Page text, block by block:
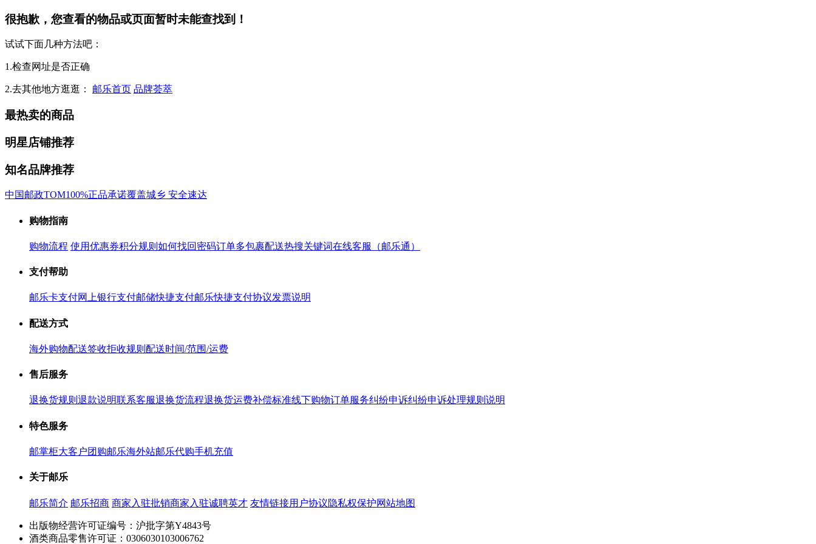
很抱歉，您查看的物品或页面暂时未能查找到！
试试下面几种方法吧：
1.检查网址是否正确
2.去其他地方逛逛： 邮乐首页 品牌荟萃
最热卖的商品
明星店铺推荐
知名品牌推荐
中国邮政TOM100%正品承诺覆盖城乡 安全速达
购物指南
购物流程 使用优惠券积分规则 如何找回密码订单多包裹配送热搜关键词在线客服（邮乐通）
支付帮助
邮乐卡支付网上银行支付邮储快捷支付邮乐快捷支付协议发票说明
配送方式
海外购物配送签收拒收规则 配送时间/范围/运费
售后服务
退换货规则 退款说明联系客服退换货流程退换货运费补偿标准线下购物订单服务纠纷申诉纠纷申诉处理规则说明
特色服务
邮掌柜大客户团购邮乐海外站邮乐代购手机充值
关于邮乐
邮乐简介 邮乐招商 商家入驻批销商家入驻诚聘英才 友情链接用户协议隐私权保护网站地图
出版物经营许可证编号：沪批字第Y4843号
酒类商品零售许可证：0306030103006762